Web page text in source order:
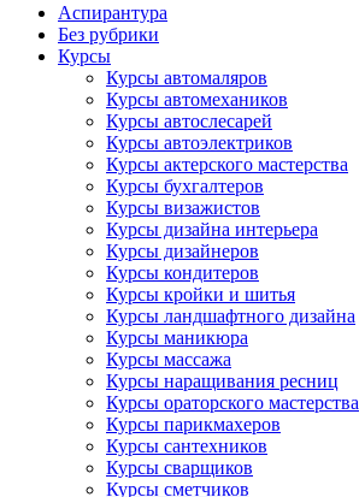
Аспирантура
Без рубрики
Курсы
Курсы автомаляров
Курсы автомехаников
Курсы автослесарей
Курсы автоэлектриков
Курсы актерского мастерства
Курсы бухгалтеров
Курсы визажистов
Курсы дизайна интерьера
Курсы дизайнеров
Курсы кондитеров
Курсы кройки и шитья
Курсы ландшафтного дизайна
Курсы маникюра
Курсы массажа
Курсы наращивания ресниц
Курсы ораторского мастерства
Курсы парикмахеров
Курсы сантехников
Курсы сварщиков
Курсы сметчиков